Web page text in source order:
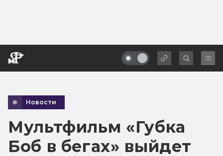
Новости
Мультфильм «Губка
Боб в бегах» выйдет